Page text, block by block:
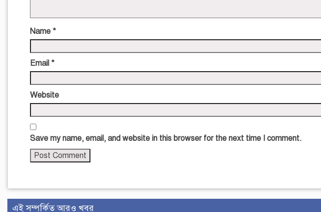
Name *
Email *
Website
Save my name, email, and website in this browser for the next time I comment.
এই সম্পর্কিত আরও খবর